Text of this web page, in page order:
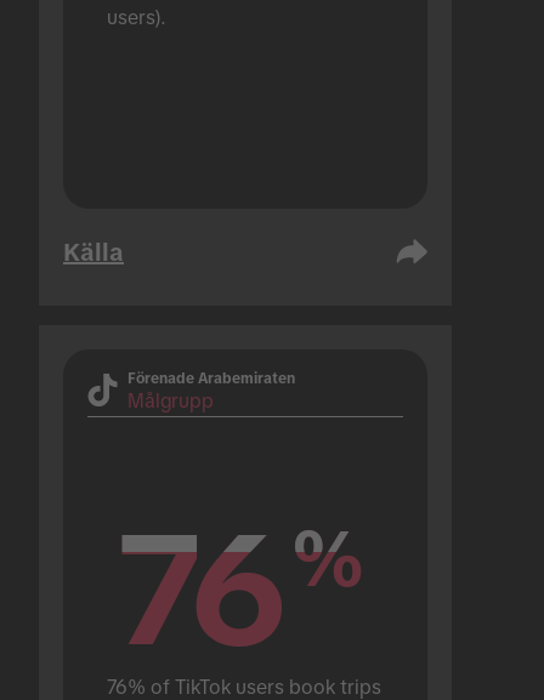
users).
Källa
Förenade Arabemiraten
Målgrupp
76%
76%
76% of TikTok users book trips